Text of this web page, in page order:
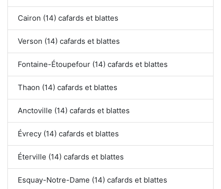
Cairon (14) cafards et blattes
Verson (14) cafards et blattes
Fontaine-Étoupefour (14) cafards et blattes
Thaon (14) cafards et blattes
Anctoville (14) cafards et blattes
Évrecy (14) cafards et blattes
Éterville (14) cafards et blattes
Esquay-Notre-Dame (14) cafards et blattes